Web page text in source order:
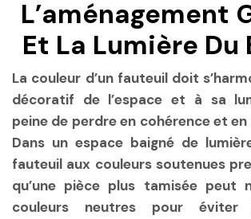
L’aménagement
Et La Lumière Du
La couleur d’un fauteuil doit
décoratif de l’espace et à sa
peine de perdre en cohérence et
Dans un espace baigné de
fauteuil aux couleurs soutenues
qu’une pièce plus tamisée peut
couleurs neutres pour éviter